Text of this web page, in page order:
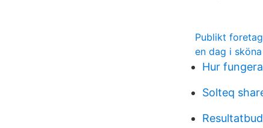
Publikt foretag
en dag i
Hur
Solteq